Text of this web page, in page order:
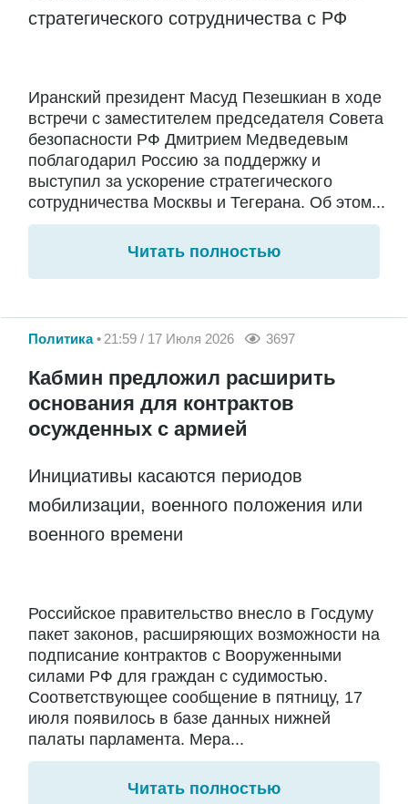
стратегического сотрудничества с РФ
Иранский президент Масуд Пезешкиан в ходе
встречи с заместителем председателя Совета
безопасности РФ Дмитрием Медведевым
поблагодарил Россию за поддержку и
выступил за ускорение стратегического
сотрудничества Москвы и Тегерана. Об этом...
Читать полностью
Политика 21:59 / 17 Июля 2026 3697
Кабмин предложил расширить
основания для контрактов
осужденных с армией
Инициативы касаются периодов
мобилизации, военного положения или
военного времени
Российское правительство внесло в Госдуму
пакет законов, расширяющих возможности на
подписание контрактов с Вооруженными
силами РФ для граждан с судимостью.
Соответствующее сообщение в пятницу, 17
июля появилось в базе данных нижней
палаты парламента. Мера...
Читать полностью